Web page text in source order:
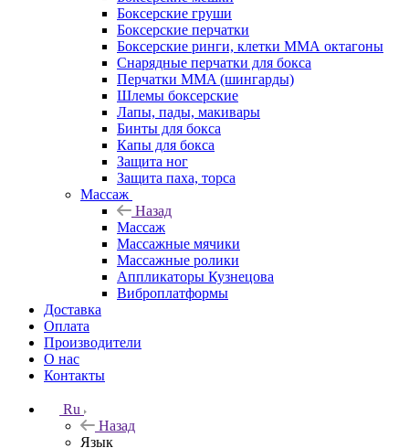
Боксерские груши
Боксерские перчатки
Боксерские ринги, клетки ММА октагоны
Снарядные перчатки для бокса
Перчатки MMA (шингарды)
Шлемы боксерские
Лапы, пады, макивары
Бинты для бокса
Капы для бокса
Защита ног
Защита паха, торса
Массаж
Назад
Массаж
Массажные мячики
Массажные ролики
Аппликаторы Кузнецова
Виброплатформы
Доставка
Оплата
Производители
О нас
Контакты
Ru
Назад
Язык